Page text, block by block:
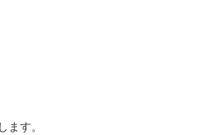
す。